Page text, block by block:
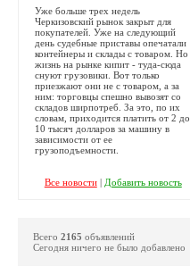
Уже больше трех недель
Черкизовский рынок закрыт для
покупателей. Уже на следующий
день судебные приставы опечатали
контейнеры и склады с товаром. Но
жизнь на рынке кипит - туда-сюда
снуют грузовики. Вот только
приезжают они не с товаром, а за
ним: торговцы спешно вывозят со
складов ширпотреб. За это, по их
словам, приходится платить от 2 до
10 тысяч долларов за машину в
зависимости от ее
грузоподъемности.
Все новости| Добавить новость
Всего 2165 объявлений
Сегодня ничего не было добавлено